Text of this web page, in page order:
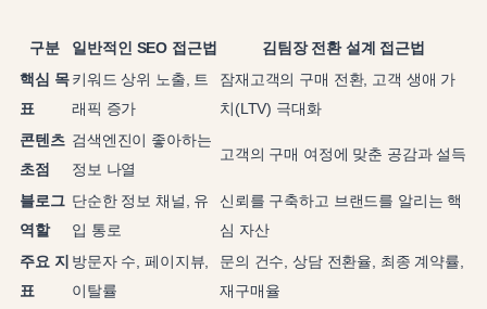
구분 일반적인 SEO 접근법
김팀장 전환 설계 접근법
핵심 목
표
키워드 상위 노출, 트
래픽 증가
잠재고객의 구매 전환, 고객 생애 가
치(LTV) 극대화
콘텐츠
초점
검색엔진이 좋아하는
정보 나열
고객의 구매 여정에 맞춘 공감과 설득
블로그
역할
단순한 정보 채널, 유
입 통로
신뢰를 구축하고 브랜드를 알리는 핵
심 자산
주요 지
표
방문자 수, 페이지뷰,
이탈률
문의 건수, 상담 전환율, 최종 계약률,
재구매율